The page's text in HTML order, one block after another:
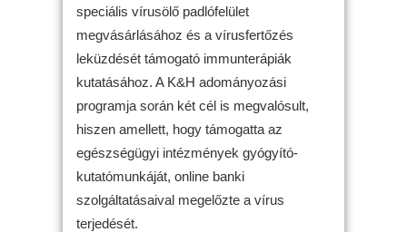
speciális vírusölő padlófelület
megvásárlásához és a vírusfertőzés
leküzdését támogató immunterápiák
kutatásához. A K&H adományozási
programja során két cél is megvalósult,
hiszen amellett, hogy támogatta az
egészségügyi intézmények gyógyító-
kutatómunkáját, online banki
szolgáltatásaival megelőzte a vírus
terjedését.